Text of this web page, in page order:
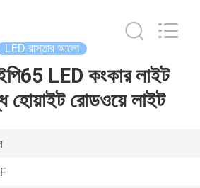
LED রাস্তার আলো
LED কংকার লাইট
হোয়াইট রোডওয়ে লাইট